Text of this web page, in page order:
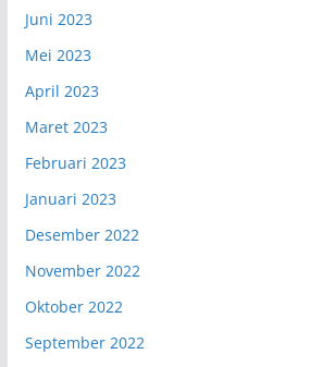
Juni 2023
Mei 2023
April 2023
Maret 2023
Februari 2023
Januari 2023
Desember 2022
November 2022
Oktober 2022
September 2022